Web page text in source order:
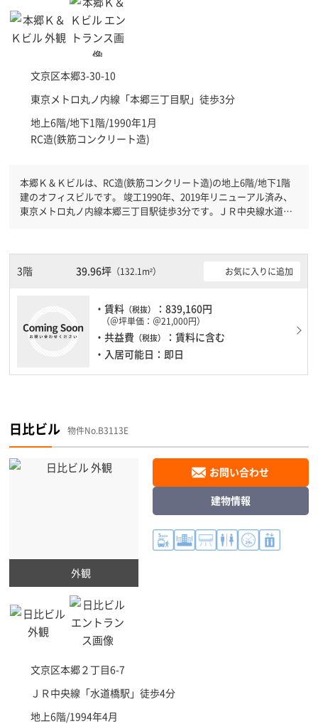
文京区本郷3-30-10
東京メトロ丸ノ内線「本郷三丁目駅 」徒歩3分
地上6階/地下1階/1990年1月
RC造(鉄筋コンクリート造)
本郷Ｋ＆Ｋビルは、RC造(鉄筋コンクリート造)の地上6階/地下1階
建のオフィスビルです。 竣工1990年、2019年リニューアル済み、
東京メトロ丸ノ内線本郷三丁目駅徒歩3分です。ＪＲ中央線水道橋
ますので、耐震性がしっかりとしています。土日・祝日も利用可能
になりますので時間帯を気にせず利用できます。駐車場もあります
3階 39.96坪（132.1m²） お気に入りに追加
・賃料 （税抜） ：839,160円
（＠坪単価：＠21,000円）
・共益費 （税抜）
：賃料に含む
・入居可能日：即日
日比ビル 物件No.B3113E
外観
文京区本郷２丁目6-7
ＪＲ中央線「水道橋駅 」徒歩4分
地上6階/1994年4月
お問い合わせ
建物情報